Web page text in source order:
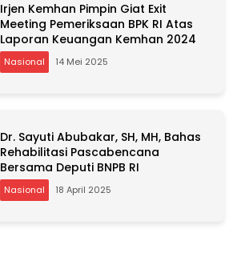
Irjen Kemhan Pimpin Giat Exit
Meeting Pemeriksaan BPK RI Atas
Laporan Keuangan Kemhan 2024
Nasional 14 Mei 2025
Dr. Sayuti Abubakar, SH, MH, Bahas
Rehabilitasi Pascabencana
Bersama Deputi BNPB RI
Nasional 18 April 2025